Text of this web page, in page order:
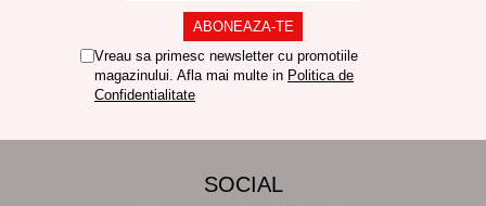
Vreau sa primesc newsletter cu promotiile
magazinului. Afla mai multe in Politica de
Confidentialitate
SOCIAL